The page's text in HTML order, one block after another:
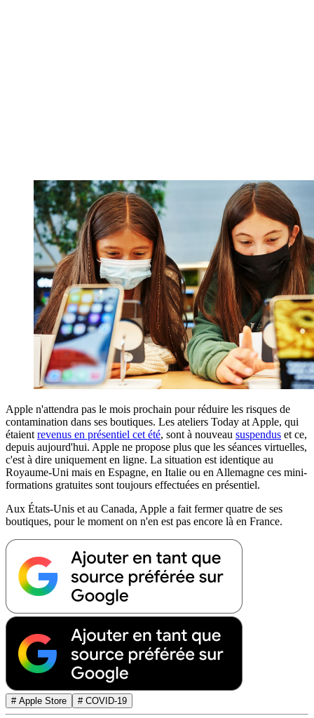
Apple n'attendra pas le mois prochain pour réduire les risques de
contamination dans ses boutiques. Les ateliers Today at Apple, qui
étaient revenus en présentiel cet été, sont à nouveau suspendus et ce,
depuis aujourd'hui. Apple ne propose plus que les séances virtuelles,
c'est à dire uniquement en ligne. La situation est identique au
Royaume-Uni mais en Espagne, en Italie ou en Allemagne ces mini-
formations gratuites sont toujours effectuées en présentiel.
Aux États-Unis et au Canada, Apple a fait fermer quatre de ses
boutiques, pour le moment on n'en est pas encore là en France.
# Apple Store # COVID-19